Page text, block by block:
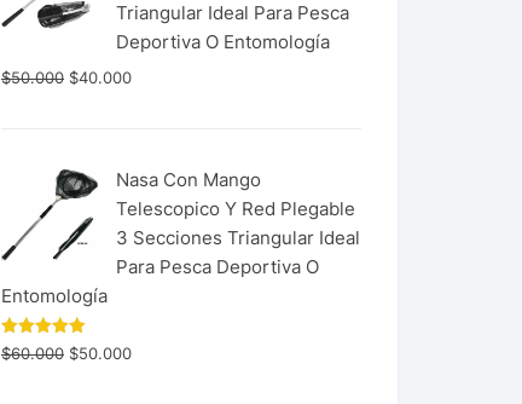
Triangular Ideal Para Pesca
Deportiva O Entomología
$50.000 $40.000
Nasa Con Mango
Telescopico Y Red Plegable
3 Secciones Triangular Ideal
Para Pesca Deportiva O
Entomología
Valorado
con 5.00
$60.000 $50.000